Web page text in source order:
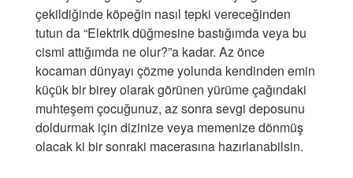
çekildiğinde köpeğin nasıl tepki vereceğinden
tutun da “Elektrik düğmesine bastığımda veya bu
cismi attığımda ne olur?”a kadar. Az önce
kocaman dünyayı çözme yolunda kendinden emin
küçük bir birey olarak görünen yürüme çağındaki
muhteşem çocuğunuz, az sonra sevgi deposunu
doldurmak için dizinize veya memenize dönmüş
olacak ki bir sonraki macerasına hazırlanabilsin.